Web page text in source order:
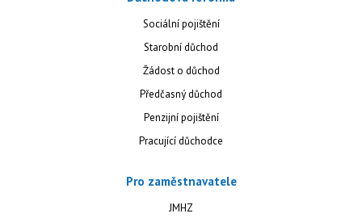
Sociální pojištění
Starobní důchod
Žádost o důchod
Předčasný důchod
Penzijní pojištění
Pracující důchodce
Pro zaměstnavatele
JMHZ